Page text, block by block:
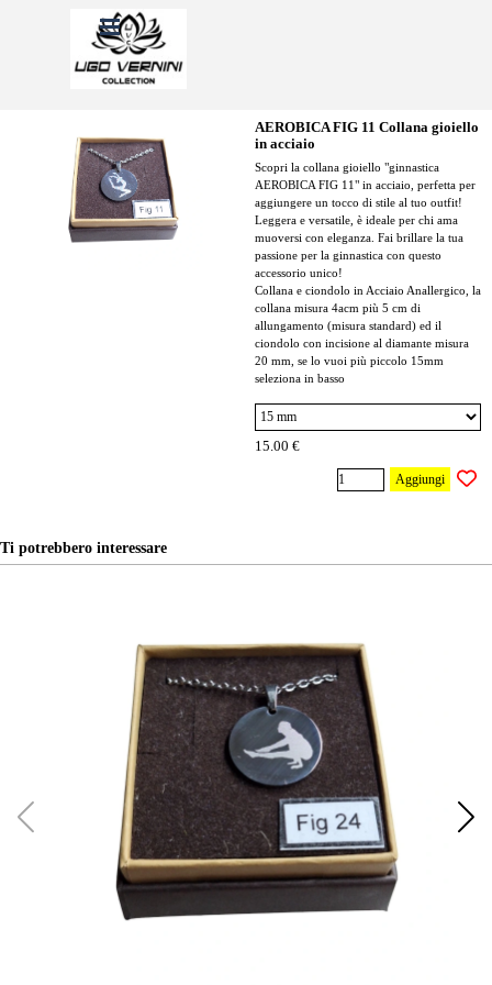
Salta menù
AEROBICA FIG 11 Collana gioiello
in acciaio
Scopri la collana gioiello "ginnastica
AEROBICA FIG 11" in acciaio, perfetta per
aggiungere un tocco di stile al tuo outfit!
Leggera e versatile, è ideale per chi ama
muoversi con eleganza. Fai brillare la tua
passione per la ginnastica con questo
accessorio unico!
Collana e ciondolo in Acciaio Anallergico, la
collana misura 4acm più 5 cm di
allungamento (misura standard) ed il
ciondolo con incisione al diamante misura
20 mm, se lo vuoi più piccolo 15mm
seleziona in basso
15.00 €
Aggiungi
Ti potrebbero interessare